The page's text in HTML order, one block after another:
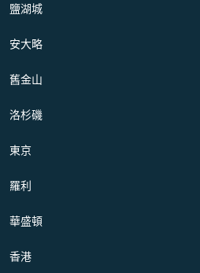
鹽湖城
安大略
舊金山
洛杉磯
東京
羅利
華盛頓
香港